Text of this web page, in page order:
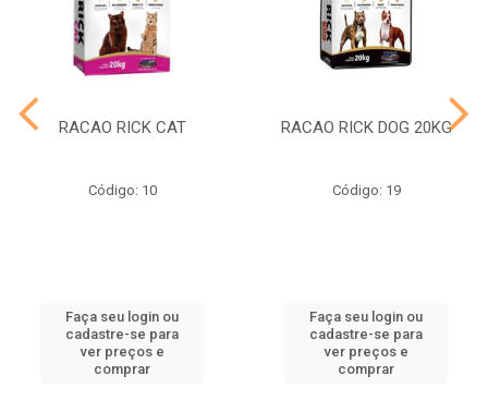
RACAO RICK CAT
Código: 10
Faça seu login ou
cadastre-se para
ver preços e
comprar
RACAO RICK DOG 20KG
Código: 19
Faça seu login ou
cadastre-se para
ver preços e
comprar